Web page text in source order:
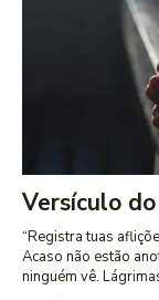
Versículo
“Registra tuas
Acaso não estão
ninguém vê.